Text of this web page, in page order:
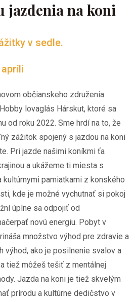
jazdenia na koni
v sedle.
občianskeho združenia
lovaglás Hárskut, ktoré sa
od roku 2022. Sme hrdí na to, že
zážitok spojený s jazdou na koni
Pri jazde našimi koníkmi ťa
a ukážeme ti miesta s
pamiatkami z konského
kde je možné vychutnať si pokoj
úplne sa odpojiť od
novú energiu. Pobyt v
množstvo výhod pre zdravie a
výhod, ako je posilnenie svalov a
tiež môžeš tešiť z mentálnej
Jazda na koni je tiež skvelým
prírodu a kultúrne dedičstvo v